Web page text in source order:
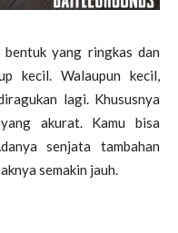
yang ringkas dan
kecil. Walaupun kecil,
lagi. Khususnya
akurat. Kamu bisa
senjata tambahan
semakin jauh.